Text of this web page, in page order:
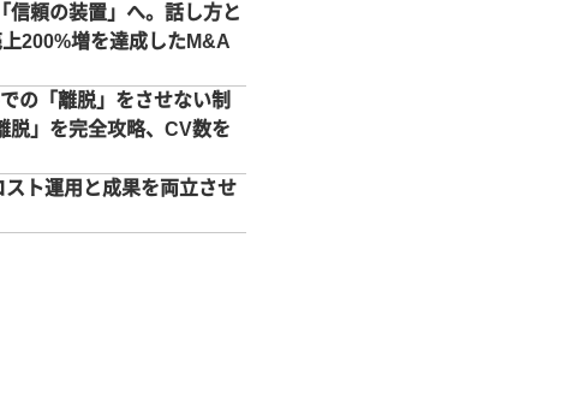
頼の装置」へ。話し方と
200%増を達成したM&A
の「離脱」をさせない制
脱」を完全攻略、CV数を
ト運用と成果を両立させ